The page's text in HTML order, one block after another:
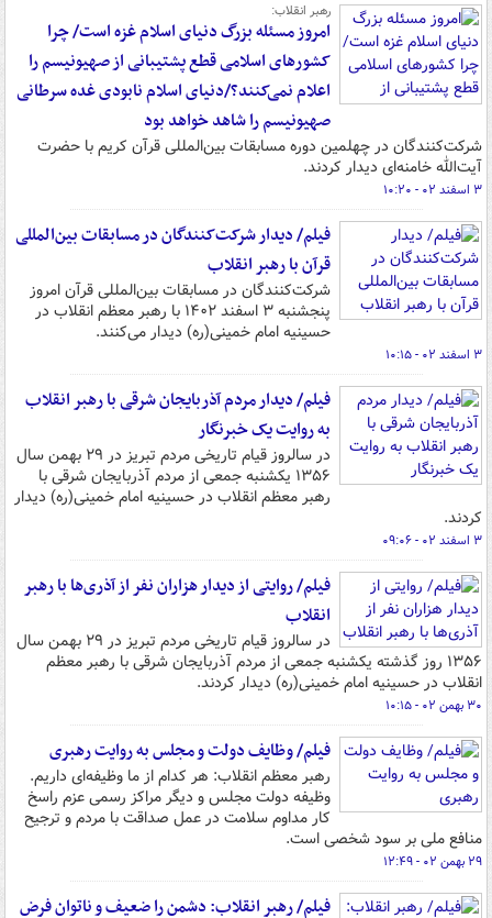
رهبر انقلاب:
امروز مسئله بزرگ دنیای اسلام غزه است/ چرا
کشورهای اسلامی قطع پشتیبانی از صهیونیسم را
اعلام نمی‌کنند؟/دنیای اسلام نابودی غده سرطانی
صهیونیسم را شاهد خواهد بود
شرکت‌کنندگان در چهلمین دوره مسابقات بین‌المللی قرآن کریم با حضرت
آیت‌الله خامنه‌ای دیدار کردند.
۳ اسفند ۰۲ - ۱۰:۲۰
فیلم/ دیدار شرکت‌کنندگان در مسابقات بین‌المللی
قرآن با رهبر انقلاب
شرکت‌کنندگان در مسابقات بین‌المللی قرآن امروز
پنجشنبه ۳ اسفند ۱۴۰۲ با رهبر معظم انقلاب در
حسینیه امام خمینی(ره) دیدار می‌کنند.
۳ اسفند ۰۲ - ۱۰:۱۵
فیلم/ دیدار مردم آذربایجان شرقی با رهبر انقلاب
به روایت یک خبرنگار
در سالروز قیام تاریخی مردم تبریز در ۲۹ بهمن سال
۱۳۵۶ یکشنبه جمعی از مردم آذربایجان شرقی با
رهبر معظم انقلاب در حسینیه امام خمینی(ره) دیدار
کردند.
۳ اسفند ۰۲ - ۰۹:۰۶
فیلم/ روایتی از دیدار هزاران نفر از آذری‌ها با رهبر
انقلاب
در سالروز قیام تاریخی مردم تبریز در ۲۹ بهمن سال
۱۳۵۶ روز گذشته یکشنبه جمعی از مردم آذربایجان شرقی با رهبر معظم
انقلاب در حسینیه امام خمینی(ره) دیدار کردند.
۳۰ بهمن ۰۲ - ۱۰:۱۵
فیلم/ وظایف دولت و مجلس به روایت رهبری
رهبر معظم انقلاب: هر کدام از ما وظیفه‌ای داریم.
وظیفه دولت مجلس و دیگر مراکز رسمی عزم راسخ
کار مداوم سلامت در عمل صداقت با مردم و ترجیح
منافع ملی بر سود شخصی است.
۲۹ بهمن ۰۲ - ۱۲:۴۹
فیلم/ رهبر انقلاب: دشمن را ضعیف و ناتوان فرض